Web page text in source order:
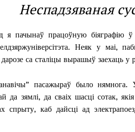
Неспадзяваная
пачынаў працоўную біяграфію ў
Неяк у маі,
са сталіцы вырашыў заехаць у
пасажыраў было нямнога.
да зямлі, да сваіх шасці сотак,
спрыту, каб дайсці ад